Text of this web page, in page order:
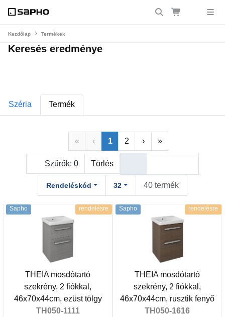
Kezdőlap Termékek
Keresés eredménye
Széria Termék
« ‹ 1 2 › »
Szűrők:0 Törlés
Rendeléskód 32 40 termék
Sapho rendelésre
THEIA mosdótartó
szekrény, 2 fiókkal,
46x70x44cm, ezüst tölgy
TH050-1111
Sapho rendelésre
THEIA mosdótartó
szekrény, 2 fiókkal,
46x70x44cm, rusztik fenyő
TH050-1616